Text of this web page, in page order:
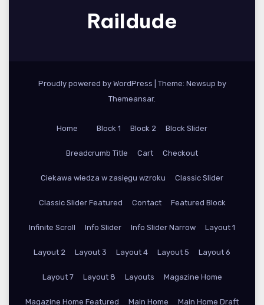
Raildude
Proudly powered by WordPress
Theme: Newsup by
Themeansar.
Home Block 1 Block 2 Block Slider
Breadcrumb Title Cart Checkout
Ciekawa wiedza w zasięgu wzroku Classic Slider
Classic Slider Featured Contact Featured Block
Infinite Scroll Info Slider Info Slider Narrow Layout 1
Layout 2 Layout 3 Layout 4 Layout 5 Layout 6
Layout 7 Layout 8 Layouts Magazine Home
Magazine Home Featured Main Home Main Home Draft